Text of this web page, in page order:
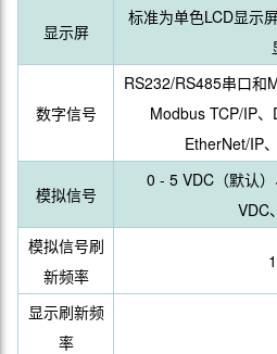
显示屏
标准为单色LCD显示
数字信号
RS232/RS485串口和
Modbus TCP/IP、
EtherNet/IP
模拟信号
0 - 5 VDC（默认
VDC
模拟信号刷
新频率
显示刷新频
率